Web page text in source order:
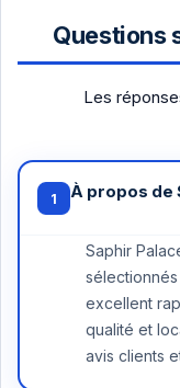
Questions
Les
1 À propos de
Saphir
excellent
qualité et
avis clients